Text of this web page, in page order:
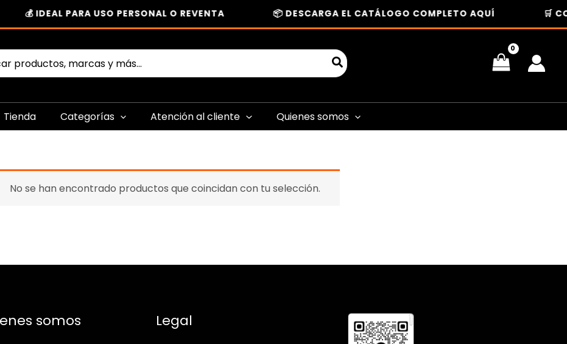
💰 IDEAL PARA USO PERSONAL O REVENTA 📦 DESCARGA EL CATÁLOGO COMPLETO AQUÍ 🛒
Tienda Categorías Atención al cliente Quienes somos
No se han encontrado productos que coincidan con tu selección.
somos Legal